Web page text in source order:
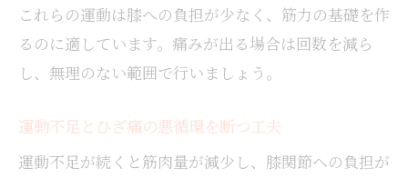
膝に負担が少ない生活動作の工夫と実践例
運動不足解消に役立つ日常動作の改善策
重いものを持つときの膝痛対策アドバイス
これらの運動は膝への負担が少なく、筋力の基礎を作
るのに適しています。痛みが出る場合は回数を減ら
し、無理のない範囲で行いましょう。
運動不足とひざ痛の悪循環を断つ工夫
運動不足が続くと筋肉量が減少し、膝関節への負担が